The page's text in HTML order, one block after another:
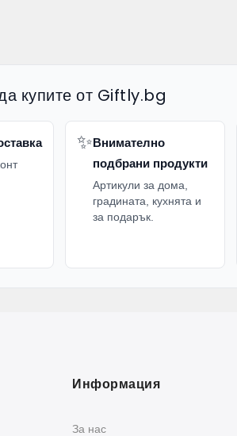
купите от Giftly.bg
✨Внимателно
подбрани продукти
Артикули за дома,
градината, кухнята и
за подарък.
Информация
За нас